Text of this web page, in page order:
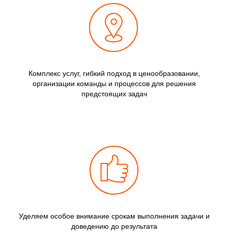
Комплекс услуг, гибкий подход в ценообразовании,
организации команды и процессов для решения
предстоящих задач
Уделяем особое внимание срокам выполнения задачи и
доведению до результата